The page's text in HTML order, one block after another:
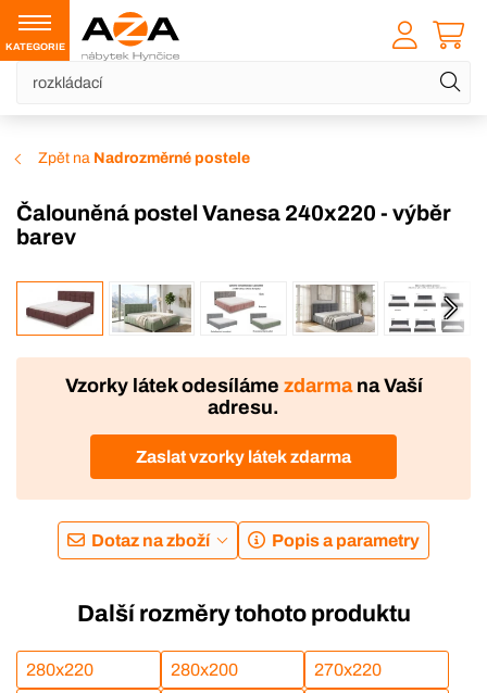
KATEGORIE
Zpět na Nadrozměrné postele
Čalouněná postel Vanesa 240x220 - výběr
barev
VÝROBA
DOPRAVA ZDARMA
Vzorky látek odesíláme zdarmana Vaší
adresu.
Zaslat vzorky látek zdarma
Dotaz na zboží Popis a parametry
Další rozměry tohoto produktu
280x220 280x200 270x220